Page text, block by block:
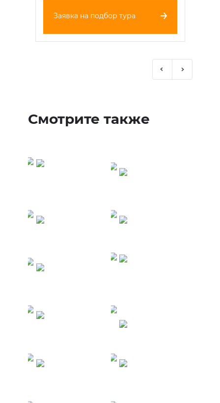
Заявка на подбор тура
Previous Next
Смотрите также